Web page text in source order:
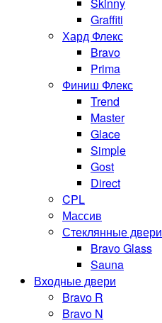
Graffiti
Хард Флекс
Bravo
Prima
Финиш Флекс
Trend
Master
Glace
Simple
Gost
Direct
CPL
Массив
Стеклянные двери
Bravo Glass
Sauna
Входные двери
Bravo R
Bravo N